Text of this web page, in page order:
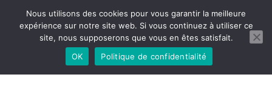
Allmen
Soutien: Fond Vivre Ensemble et École &
Nous utilisons des cookies pour vous garantir la meilleure
expérience sur notre site web. Si vous continuez à utiliser ce
site, nous supposerons que vous en êtes satisfait.
OK
Politique de confidentialité